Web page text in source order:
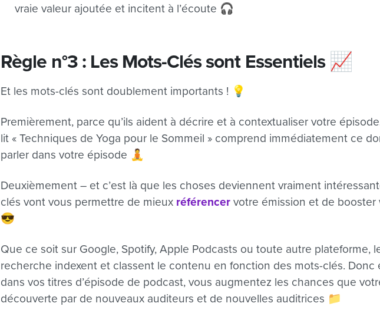
vraie valeur ajoutée et incitent à l’écoute 🎧
Règle n°3 : Les Mots-Clés sont Essentiels 📈
Et les mots-clés sont doublement importants ! 💡
Premièrement, parce qu’ils aident à décrire et à contextualiser votre
lit « Techniques de Yoga pour le Sommeil » comprend immédiatement ce
parler dans votre épisode 🧘
Deuxièmement – et c’est là que les choses deviennent vraiment
clés vont vous permettre de mieux référencervotre émission et de booster
😎
Que ce soit sur Google, Spotify, Apple Podcasts ou toute autre plateforme,
recherche indexent et classent le contenu en fonction des mots-clés. Donc
dans vos titres d’épisode de podcast, vous augmentez les chances que
découverte par de nouveaux auditeurs et de nouvelles auditrices 📁